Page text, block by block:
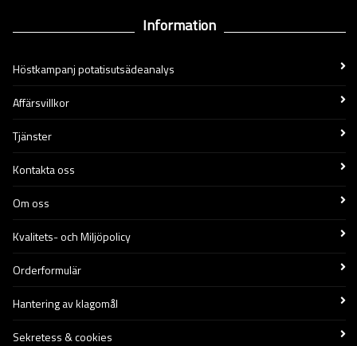
Information
Höstkampanj potatisutsädeanalys
Affärsvillkor
Tjänster
Kontakta oss
Om oss
Kvalitets- och Miljöpolicy
Orderformulär
Hantering av klagomål
Sekretess & cookies